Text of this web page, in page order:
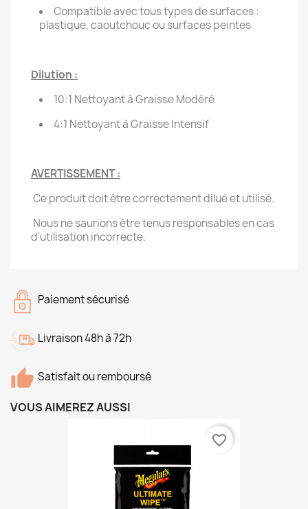
Compatible avec tous types de surfaces :
plastique, caoutchouc ou surfaces peintes
Dilution :
10:1 Nettoyant à Graisse Modéré
4:1 Nettoyant à Graisse Intensif
AVERTISSEMENT :
Ce produit doit être correctement dilué et utilisé.
Nous ne saurions être tenus responsables en cas
d'utilisation incorrecte.
Paiement sécurisé
Livraison 48h à 72h
Satisfait ou remboursé
VOUS AIMEREZ AUSSI
favorite_border